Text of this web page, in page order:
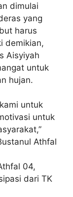
dimulai
yang
harus
demikian,
Aisyiyah
untuk
hujan.
untuk
untuk
Athfal
04,
dari TK